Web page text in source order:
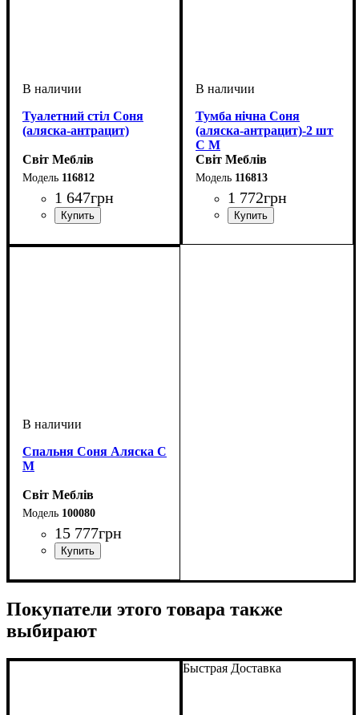
Туалетний стіл Соня
(аляска-антрацит)
Світ Меблів
116812
1 647грн
Тумба нічна Соня
(аляска-антрацит)-2 шт
С М
Світ Меблів
116813
1 772грн
Спальня Соня Аляска С
М
Світ Меблів
100080
15 777грн
Покупатели этого товара также
выбирают
Быстрая Доставка